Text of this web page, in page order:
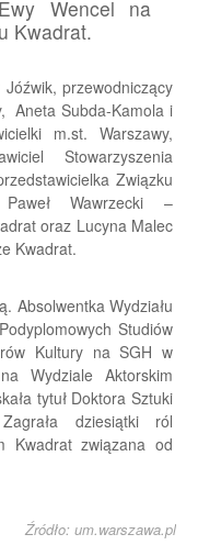
Wencel na
Kwadrat.
przewodniczący
Aneta Subda-Kamola i
m.st. Warszawy,
Stowarzyszenia
Związku
Wawrzecki –
oraz Lucyna Malec
Kwadrat.
Absolwentka Wydziału
Studiów
Kultury na SGH w
Wydziale Aktorskim
tytuł Doktora Sztuki
dziesiątki ról
Kwadrat związana od
Źródło: um.warszawa.pl